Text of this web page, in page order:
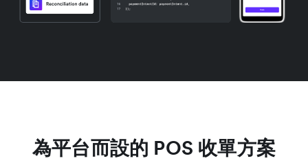
為平台而設的 POS 收單方案